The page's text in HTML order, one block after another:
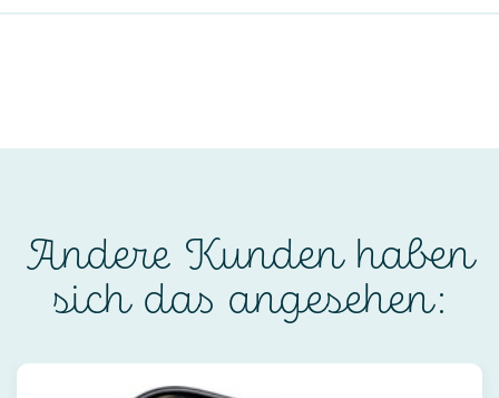
Andere Kunden haben
sich das angesehen: